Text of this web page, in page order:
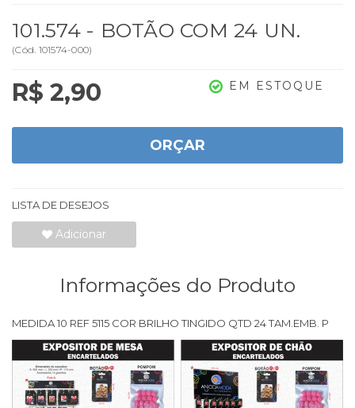
101.574 - BOTÃO COM 24 UN.
(Cód. 101574-000)
R$ 2,90 EM ESTOQUE
ORÇAR
LISTA DE DESEJOS
Adicionar
Informações do Produto
MEDIDA 10 REF 5115 COR BRILHO TINGIDO QTD 24 TAM.EMB. P